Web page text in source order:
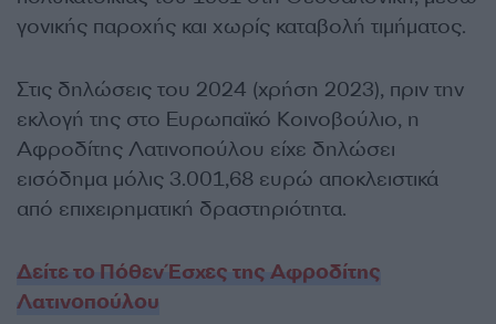
γονικής παροχής και χωρίς καταβολή τιμήματος.
Στις δηλώσεις του 2024 (χρήση 2023), πριν την
εκλογή της στο Ευρωπαϊκό Κοινοβούλιο, η
Αφροδίτης Λατινοπούλου είχε δηλώσει
εισόδημα μόλις 3.001,68 ευρώ αποκλειστικά
από επιχειρηματική δραστηριότητα.
Δείτε το Πόθεν Έσχες της Αφροδίτης
Λατινοπούλου